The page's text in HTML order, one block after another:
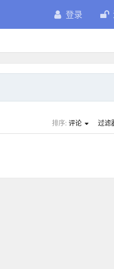
登录
排序: 评论 过滤